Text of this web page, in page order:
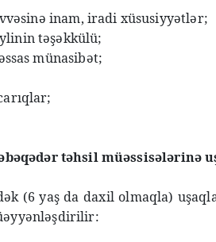
inam, iradi xüsusiyyətlər;
təşəkkülü;
münasibət;
təhsil müəssisələrinə
(6 yaş da daxil olmaqla)